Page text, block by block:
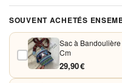
acceptons Visa, Mastercard,
bancaire n'est conservée sur
SOUVENT ACHETÉS
Sac à
Cm
29,90 €